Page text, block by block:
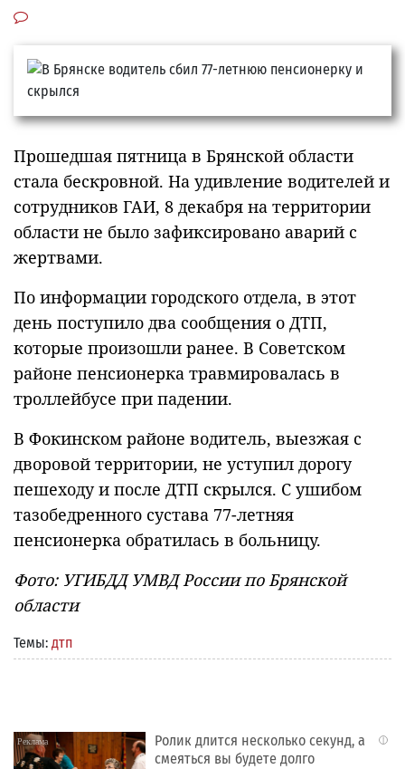
Прошедшая пятница в Брянской области
стала бескровной. На удивление водителей и
сотрудников ГАИ, 8 декабря на территории
области не было зафиксировано аварий с
жертвами.
По информации городского отдела, в этот
день поступило два сообщения о ДТП,
которые произошли ранее. В Советском
районе пенсионерка травмировалась в
троллейбусе при падении.
В Фокинском районе водитель, выезжая с
дворовой территории, не уступил дорогу
пешеходу и после ДТП скрылся. С ушибом
тазобедренного сустава 77-летняя
пенсионерка обратилась в больницу.
Фото: УГИБДД УМВД России по Брянской
области
Темы: дтп
i
Ролик длится несколько секунд, а
смеяться вы будете долго